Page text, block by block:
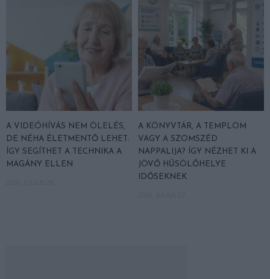
A VIDEÓHÍVÁS NEM ÖLELÉS,
DE NÉHA ÉLETMENTŐ LEHET:
ÍGY SEGÍTHET A TECHNIKA A
MAGÁNY ELLEN
A KÖNYVTÁR, A TEMPLOM
VAGY A SZOMSZÉD
NAPPALIJA? ÍGY NÉZHET KI A
JÖVŐ HŰSÖLŐHELYE
IDŐSEKNEK